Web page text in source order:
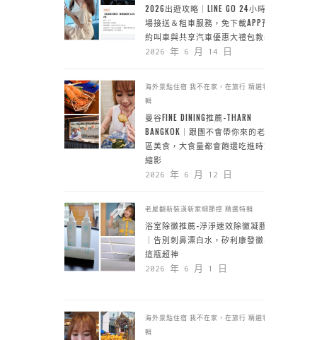
2026出遊攻略｜LINE GO 24小時機
場接送＆租車服務，免下載APP預
約叫車與共享汽車優惠大禮包教學
2026 年 6 月 14 日
海外景點住宿 我不在家，在旅行 精選特
輯
曼谷FINE DINING推薦-THARN
BANGKOK｜跟團不會帶你來的老城
區美食，大食量都會飽還吃進時空
縮影
2026 年 6 月 12 日
老屋翻新裝潢新家細節控 精選特輯
浴室除黴推薦-淨淨速效除黴凝膠
｜告別刺鼻漂白水，矽利康發黴靠
這瓶超神
2026 年 6 月 1 日
海外景點住宿 我不在家，在旅行 精選特
輯